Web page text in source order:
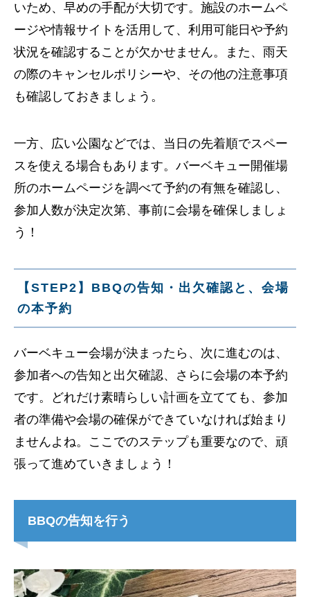
いため、早めの手配が大切です。施設のホームペ
ージや情報サイトを活用して、利用可能日や予約
状況を確認することが欠かせません。また、雨天
の際のキャンセルポリシーや、その他の注意事項
も確認しておきましょう。
一方、広い公園などでは、当日の先着順でスペー
スを使える場合もあります。バーベキュー開催場
所のホームページを調べて予約の有無を確認し、
参加人数が決定次第、事前に会場を確保しましょ
う！
【STEP2】BBQの告知・出欠確認と、会場
の本予約
バーベキュー会場が決まったら、次に進むのは、
参加者への告知と出欠確認、さらに会場の本予約
です。どれだけ素晴らしい計画を立てても、参加
者の準備や会場の確保ができていなければ始まり
ませんよね。ここでのステップも重要なので、頑
張って進めていきましょう！
BBQの告知を行う